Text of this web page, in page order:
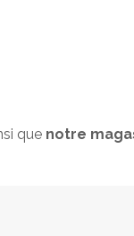
que notre